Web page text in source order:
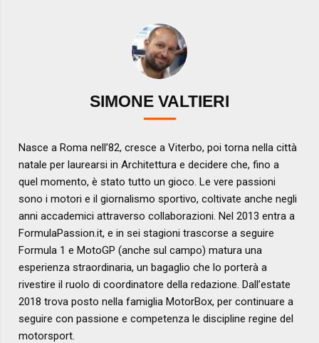
SIMONE VALTIERI
Nasce a Roma nell’82, cresce a Viterbo, poi torna nella città
natale per laurearsi in Architettura e decidere che, fino a
quel momento, è stato tutto un gioco. Le vere passioni
sono i motori e il giornalismo sportivo, coltivate anche negli
anni accademici attraverso collaborazioni. Nel 2013 entra a
FormulaPassion.it, e in sei stagioni trascorse a seguire
Formula 1 e MotoGP (anche sul campo) matura una
esperienza straordinaria, un bagaglio che lo porterà a
rivestire il ruolo di coordinatore della redazione. Dall’estate
2018 trova posto nella famiglia MotorBox, per continuare a
seguire con passione e competenza le discipline regine del
motorsport.